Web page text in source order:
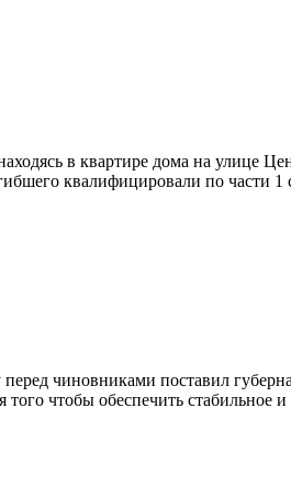
в квартире дома на улице
квалифицировали по части
чиновниками поставил
чтобы обеспечить стабильное